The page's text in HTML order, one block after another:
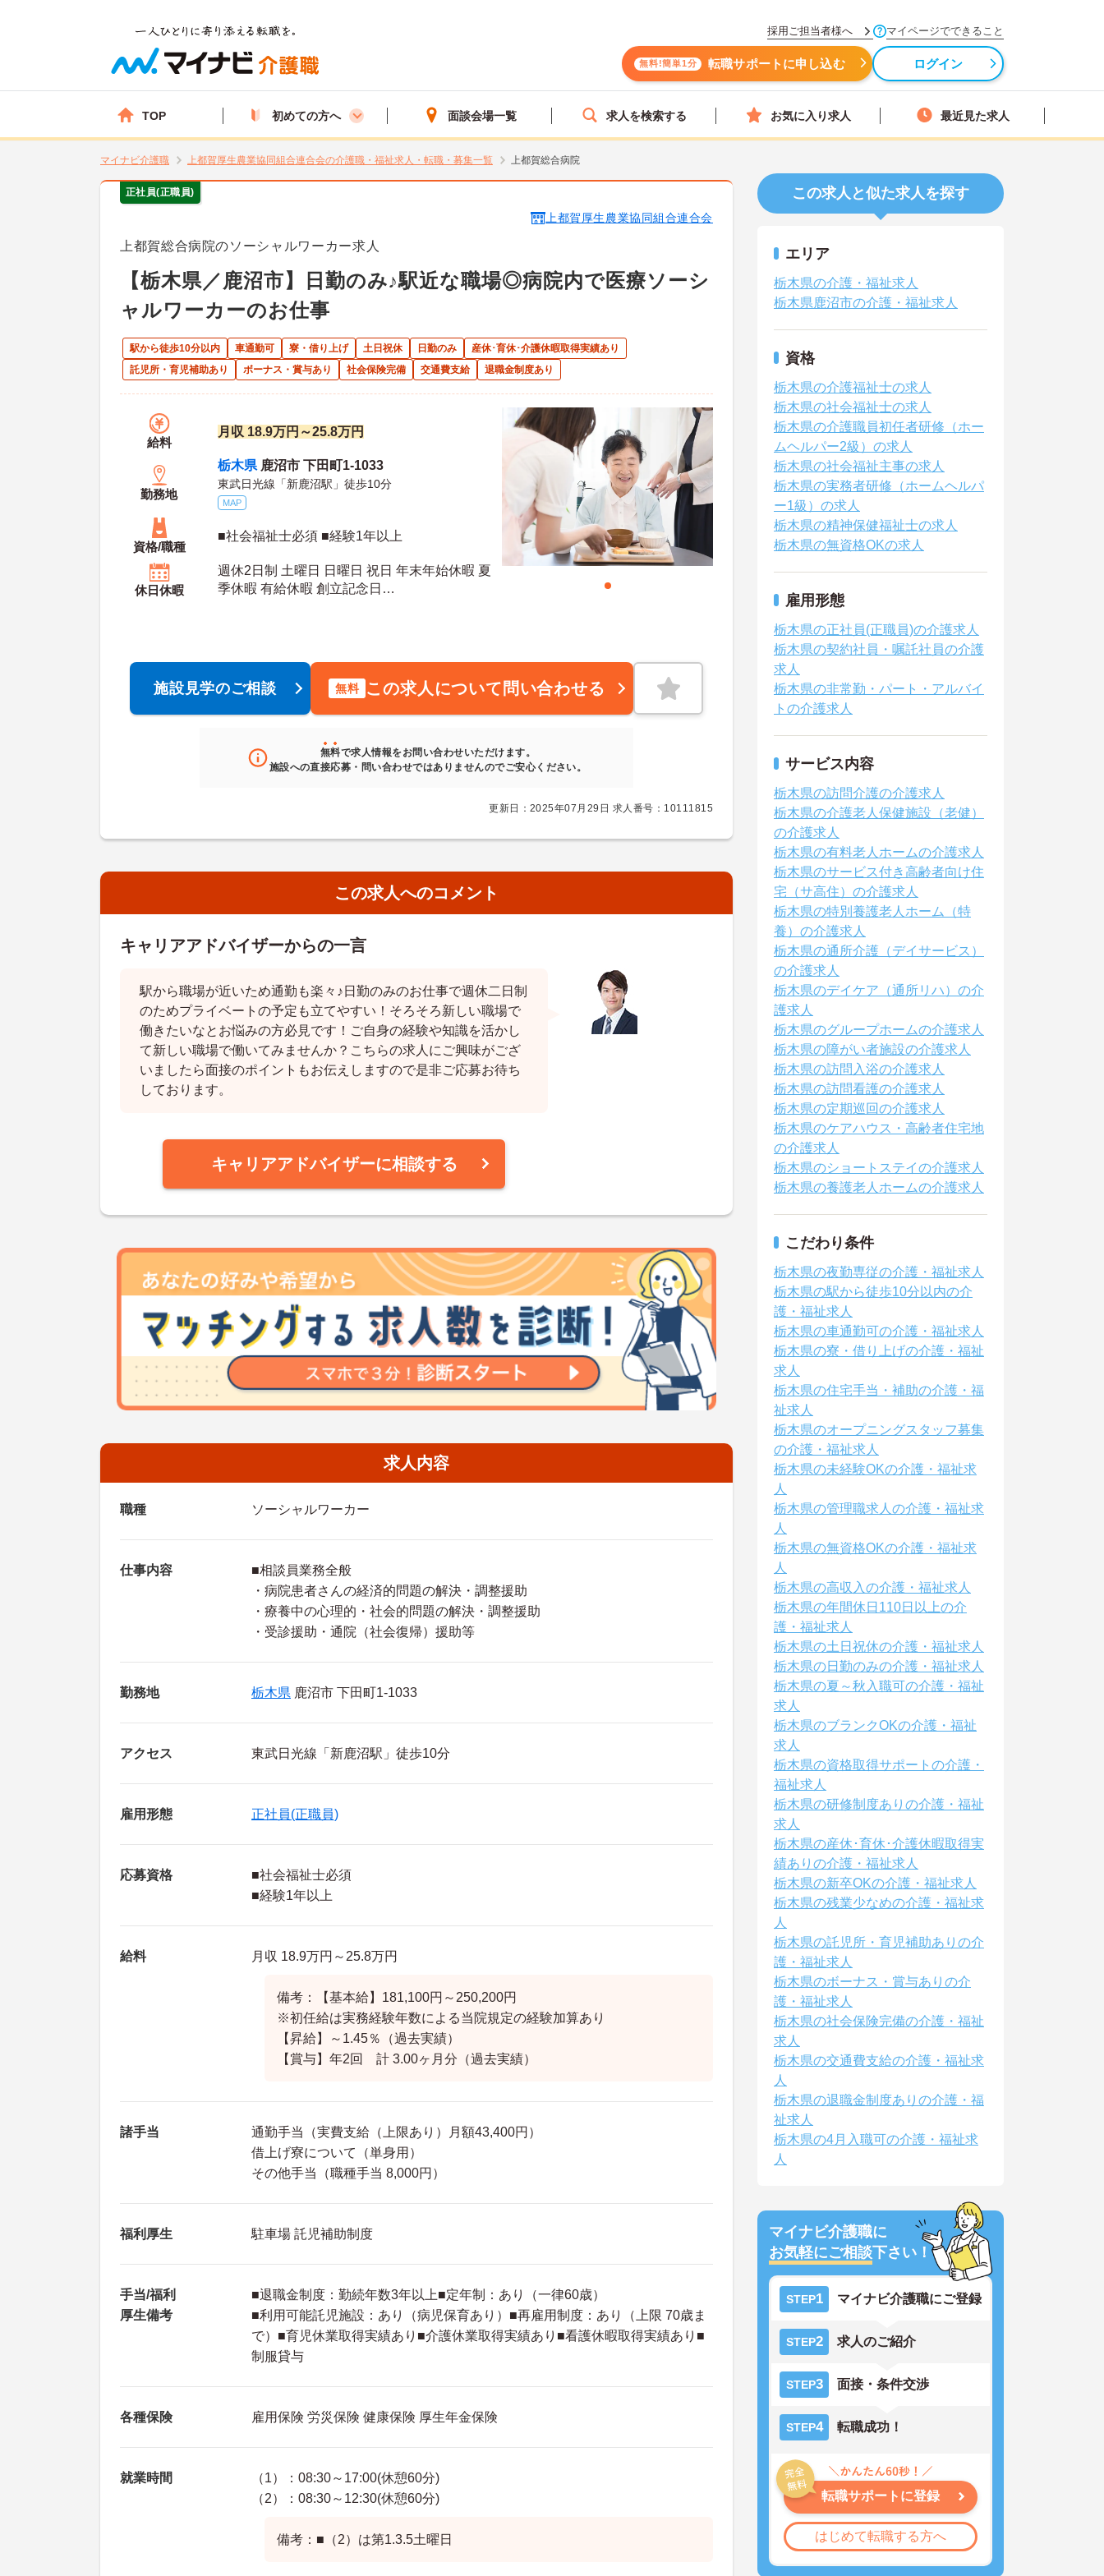
採用ご担当者様へ マイページでできること
無料!簡単1分 転職サポートに申し込む ログイン
TOP 初めての方へ 面談会場一覧 求人を検索する お気に入り求人 最近見た求人
マイナビ介護職 上都賀厚生農業協同組合連合会の介護職・福祉求人・転職・募集一覧 上都賀総合病院
正社員(正職員)
上都賀厚生農業協同組合連合会
上都賀総合病院のソーシャルワーカー求人
【栃木県／鹿沼市】日勤のみ♪駅近な職場◎病院内で医療ソーシ
ャルワーカーのお仕事
駅から徒歩10分以内 車通勤可 寮・借り上げ 土日祝休 日勤のみ
産休･育休･介護休暇取得実績あり
託児所・育児補助あり
ボーナス・賞与あり 社会保険完備 交通費支給 退職金制度あり
給料
月収 18.9万円～25.8万円
勤務地
栃木県 鹿沼市 下田町1-1033
東武日光線「新鹿沼駅」徒歩10分
MAP
資格/職種
■社会福祉士必須 ■経験1年以上
休日休暇
週休2日制 土曜日 日曜日 祝日 年末年始休暇 夏
季休暇 有給休暇 創立記念日
施設見学のご相談 無料 この求人について問い合わせる
無料で求人情報をお問い合わせいただけます。
施設への直接応募・問い合わせではありませんのでご安心ください。
更新日：2025年07月29日 求人番号：10111815
この求人へのコメント
キャリアアドバイザーからの一言
駅から職場が近いため通勤も楽々♪日勤のみのお仕事で週休二日制
のためプライベートの予定も立てやすい！そろそろ新しい職場で
働きたいなとお悩みの方必見です！ご自身の経験や知識を活かし
て新しい職場で働いてみませんか？こちらの求人にご興味がござ
いましたら面接のポイントもお伝えしますので是非ご応募お待ち
しております。
キャリアアドバイザーに相談する
求人内容
職種 ソーシャルワーカー
仕事内容
■相談員業務全般
・病院患者さんの経済的問題の解決・調整援助
・療養中の心理的・社会的問題の解決・調整援助
・受診援助・通院（社会復帰）援助等
勤務地 栃木県 鹿沼市 下田町1-1033
アクセス 東武日光線「新鹿沼駅」徒歩10分
雇用形態 正社員(正職員)
応募資格
■社会福祉士必須
■経験1年以上
給料 月収 18.9万円～25.8万円
備考：【基本給】181,100円～250,200円
※初任給は実務経験年数による当院規定の経験加算あり
【昇給】～1.45％（過去実績）
【賞与】年2回 計 3.00ヶ月分（過去実績）
諸手当
通勤手当（実費支給（上限あり）月額43,400円）
借上げ寮について（単身用）
その他手当（職種手当 8,000円）
福利厚生 駐車場 託児補助制度
手当/福利
厚生備考
■退職金制度：勤続年数3年以上■定年制：あり（一律60歳）
■利用可能託児施設：あり（病児保育あり）■再雇用制度：あり（上限 70歳ま
で）■育児休業取得実績あり■介護休業取得実績あり■看護休暇取得実績あり■
制服貸与
各種保険 雇用保険 労災保険 健康保険 厚生年金保険
就業時間
（1）：08:30～17:00(休憩60分)
（2）：08:30～12:30(休憩60分)
備考：■（2）は第1.3.5土曜日
この求人と似た求人を探す
エリア
栃木県の介護・福祉求人
栃木県鹿沼市の介護・福祉求人
資格
栃木県の介護福祉士の求人
栃木県の社会福祉士の求人
栃木県の介護職員初任者研修（ホー
ムヘルパー2級）の求人
栃木県の社会福祉主事の求人
栃木県の実務者研修（ホームヘルパ
ー1級）の求人
栃木県の精神保健福祉士の求人
栃木県の無資格OKの求人
雇用形態
栃木県の正社員(正職員)の介護求人
栃木県の契約社員・嘱託社員の介護
求人
栃木県の非常勤・パート・アルバイ
トの介護求人
サービス内容
栃木県の訪問介護の介護求人
栃木県の介護老人保健施設（老健）
の介護求人
栃木県の有料老人ホームの介護求人
栃木県のサービス付き高齢者向け住
宅（サ高住）の介護求人
栃木県の特別養護老人ホーム（特
養）の介護求人
栃木県の通所介護（デイサービス）
の介護求人
栃木県のデイケア（通所リハ）の介
護求人
栃木県のグループホームの介護求人
栃木県の障がい者施設の介護求人
栃木県の訪問入浴の介護求人
栃木県の訪問看護の介護求人
栃木県の定期巡回の介護求人
栃木県のケアハウス・高齢者住宅地
の介護求人
栃木県のショートステイの介護求人
栃木県の養護老人ホームの介護求人
こだわり条件
栃木県の夜勤専従の介護・福祉求人
栃木県の駅から徒歩10分以内の介
護・福祉求人
栃木県の車通勤可の介護・福祉求人
栃木県の寮・借り上げの介護・福祉
求人
栃木県の住宅手当・補助の介護・福
祉求人
栃木県のオープニングスタッフ募集
の介護・福祉求人
栃木県の未経験OKの介護・福祉求
人
栃木県の管理職求人の介護・福祉求
人
栃木県の無資格OKの介護・福祉求
人
栃木県の高収入の介護・福祉求人
栃木県の年間休日110日以上の介
護・福祉求人
栃木県の土日祝休の介護・福祉求人
栃木県の日勤のみの介護・福祉求人
栃木県の夏～秋入職可の介護・福祉
求人
栃木県のブランクOKの介護・福祉
求人
栃木県の資格取得サポートの介護・
福祉求人
栃木県の研修制度ありの介護・福祉
求人
栃木県の産休･育休･介護休暇取得実
績ありの介護・福祉求人
栃木県の新卒OKの介護・福祉求人
栃木県の残業少なめの介護・福祉求
人
栃木県の託児所・育児補助ありの介
護・福祉求人
栃木県のボーナス・賞与ありの介
護・福祉求人
栃木県の社会保険完備の介護・福祉
求人
栃木県の交通費支給の介護・福祉求
人
栃木県の退職金制度ありの介護・福
祉求人
栃木県の4月入職可の介護・福祉求
人
マイナビ介護職に
お気軽にご相談下さい！
STEP1 マイナビ介護職にご登録
STEP2 求人のご紹介
STEP3 面接・条件交渉
STEP4 転職成功！
転職サポートに登録
はじめて転職する方へ